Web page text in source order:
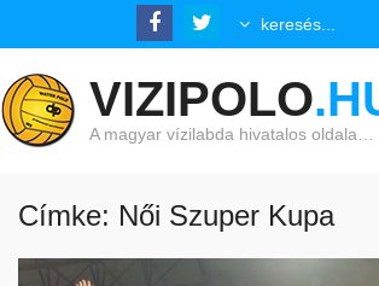
VIZIPOLO
A magyar vízilabda hivatalos oldala…
Címke: Női Szuper Kupa